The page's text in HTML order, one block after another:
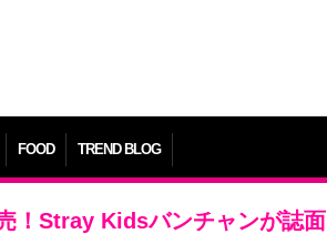
FOOD TREND BLOG
！Stray Kidsバンチャンが誌